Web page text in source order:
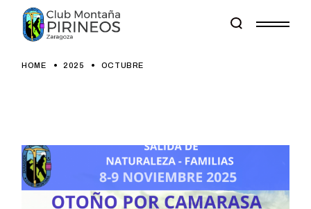
content
HOME 2025 OCTUBRE